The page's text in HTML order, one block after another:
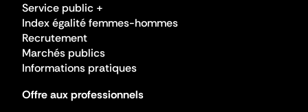
Service public +
Index égalité femmes-hommes
Recrutement
Marchés publics
Informations pratiques
Offre aux professionnels